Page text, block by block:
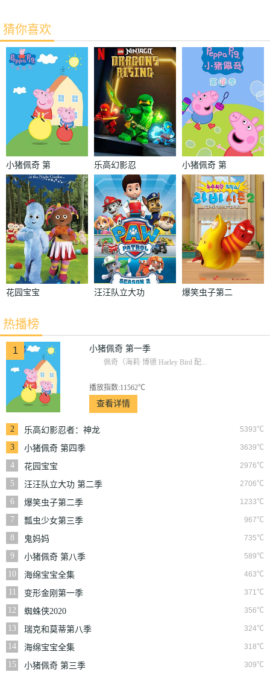
猜你喜欢
小猪佩奇 第
一季
乐高幻影忍
者：神龙崛起
小猪佩奇 第
四季
花园宝宝
汪汪队立大功
爆笑虫子第二
热播榜
1 小猪佩奇 第一季
佩奇（海莉·博德 Harley Bird 配...
播放指数:11562℃
查看详情
2 5393℃
乐高幻影忍者：神龙
崛起
3 3639℃
小猪佩奇 第四季
4
2976℃
花园宝宝
5
2706℃
汪汪队立大功 第二季
6
1233℃
爆笑虫子第二季
7
967℃
瓢虫少女第三季
8
735℃
鬼妈妈
9
589℃
小猪佩奇 第八季
10
463℃
海绵宝宝全集
11
371℃
变形金刚第一季
12
356℃
蜘蛛侠2020
13
324℃
瑞克和莫蒂第八季
14
318℃
海绵宝宝全集
15
309℃
小猪佩奇 第三季